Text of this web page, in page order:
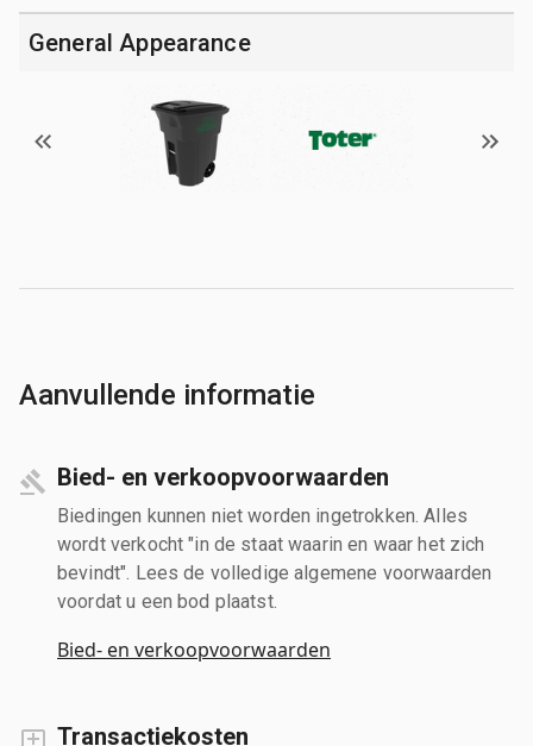
General Appearance
Aanvullende informatie
Bied- en verkoopvoorwaarden
Biedingen kunnen niet worden ingetrokken. Alles
wordt verkocht "in de staat waarin en waar het zich
bevindt". Lees de volledige algemene voorwaarden
voordat u een bod plaatst.
Bied- en verkoopvoorwaarden
Transactiekosten